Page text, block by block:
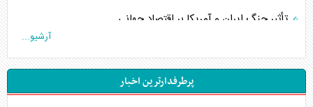
تأثیر جنگ ایران و آمریکا بر اقتصاد جهانی
اربعین، کابوس مشترک تل‌آویو-واشنگتن
آرشیو...
پرطرفدارترین اخبار